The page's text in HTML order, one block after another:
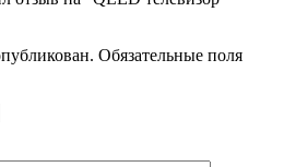
Обязательные поля